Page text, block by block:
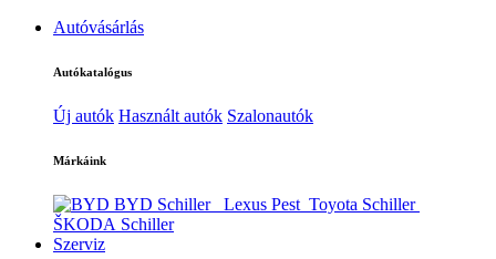
Autóvásárlás
Autókatalógus
Új autók Használt autók Szalonautók
Márkáink
BYD Schiller Lexus Pest Toyota Schiller
ŠKODA Schiller
Szerviz